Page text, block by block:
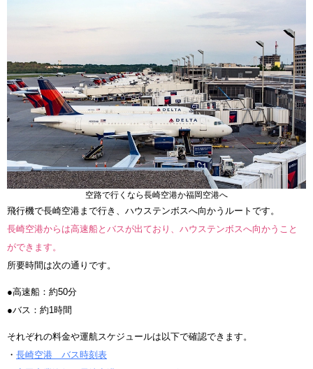
空路で行くなら長崎空港か福岡空港へ
飛行機で長崎空港まで行き、ハウステンボスへ向かうルートです。
長崎空港からは高速船とバスが出ており、ハウステンボスへ向かうこと
ができます。
所要時間は次の通りです。
●高速船：約50分
●バス：約1時間
それぞれの料金や運航スケジュールは以下で確認できます。
・ 長崎空港 バス時刻表